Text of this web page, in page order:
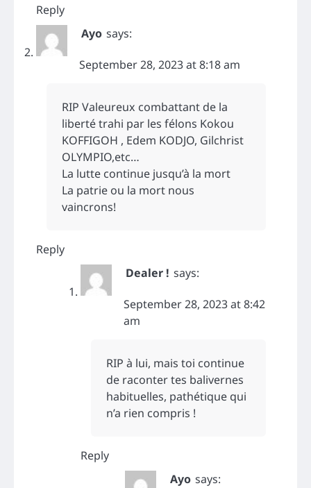
Reply
Ayo says:
September 28, 2023 at 8:18 am
RIP Valeureux combattant de la
liberté trahi par les félons Kokou
KOFFIGOH , Edem KODJO, Gilchrist
OLYMPIO,etc…
La lutte continue jusqu’à la mort
La patrie ou la mort nous
vaincrons!
Reply
Dealer ! says:
September 28, 2023 at 8:42
am
RIP à lui, mais toi continue
de raconter tes balivernes
habituelles, pathétique qui
n’a rien compris !
Reply
Ayo says: